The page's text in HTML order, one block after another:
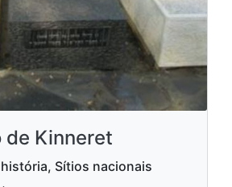
de Kinneret
Sítios nacionais